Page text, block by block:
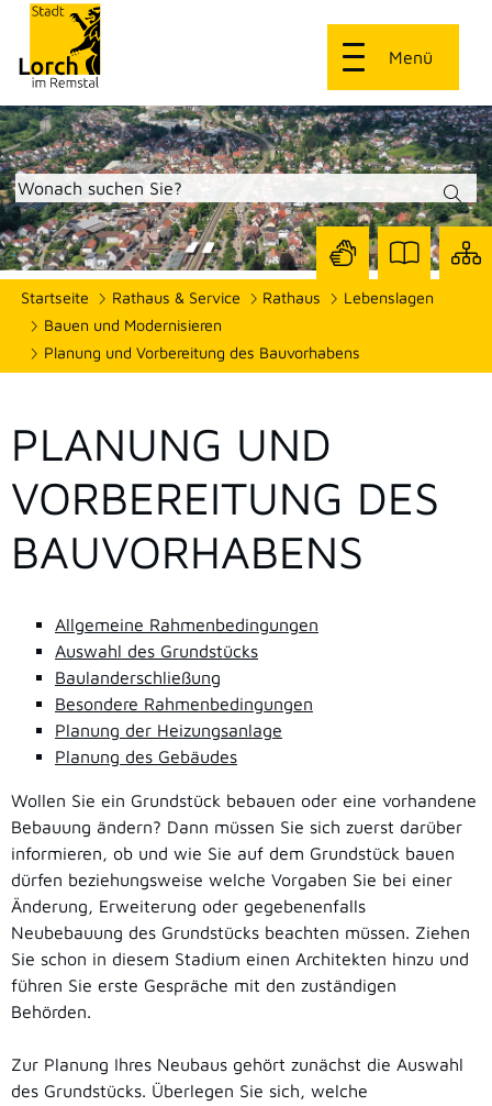
Menü
Startseite Rathaus & Service Rathaus
Lebenslagen
Bauen und Modernisieren
Planung und Vorbereitung des Bauvorhabens
Seite
Seite
PLANUNG UND
VORBEREITUNG DES
BAUVORHABENS
Allgemeine Rahmenbedingungen
Auswahl des Grundstücks
Baulanderschließung
Besondere Rahmenbedingungen
Planung der Heizungsanlage
Planung des Gebäudes
Wollen Sie ein Grundstück bebauen oder eine vorhandene
Bebauung ändern? Dann müssen Sie sich zuerst darüber
informieren, ob und wie Sie auf dem Grundstück bauen
dürfen beziehungsweise welche Vorgaben Sie bei einer
Änderung, Erweiterung oder gegebenenfalls
Neubebauung des Grundstücks beachten müssen. Ziehen
Sie schon in diesem Stadium einen Architekten hinzu und
führen Sie erste Gespräche mit den zuständigen
Behörden.
Zur Planung Ihres Neubaus gehört zunächst die Auswahl
des Grundstücks. Überlegen Sie sich, welche